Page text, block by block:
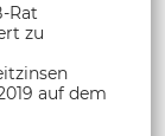
Rat
zu
auf dem